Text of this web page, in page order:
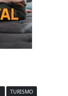
TURISMO